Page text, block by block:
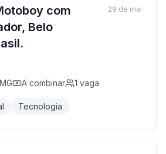
com
Belo
A combinar 1 vaga
Tecnologia
29 de mai